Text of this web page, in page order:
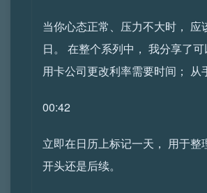
当你心态正常、压力不大时，
日。 在整个系列中， 我分享了
用卡公司更改利率需要时间； 从
00:42
立即在日历上标记一天， 用于
开头还是后续。